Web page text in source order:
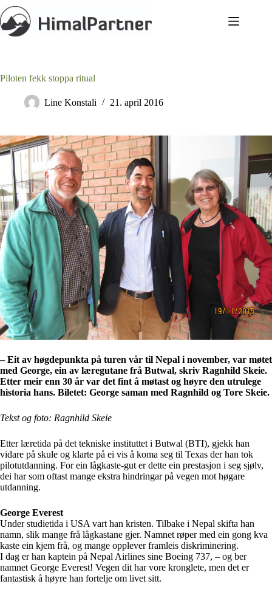
Hopp
til
innholdet
Piloten fekk stoppa ritual
Line Konstali 21. april 2016
– Eit av høgdepunkta på turen vår til Nepal i november, var møtet
med George, ein av læregutane frå Butwal, skriv Ragnhild Skeie.
Etter meir enn 30 år var det fint å møtast og høyre den utrulege
historia hans. Biletet: George saman med Ragnhild og Tore Skeie.
Tekst og foto: Ragnhild Skeie
Etter læretida på det tekniske instituttet i Butwal (BTI), gjekk han
vidare på skule og klarte på ei vis å koma seg til Texas der han tok
pilotutdanning. For ein lågkaste-gut er dette ein prestasjon i seg sjølv,
dei har som oftast mange ekstra hindringar på vegen mot høgare
utdanning.
George Everest
Under studietida i USA vart han kristen. Tilbake i Nepal skifta han
namn, slik mange frå lågkastane gjer. Namnet røper med ein gong kva
kaste ein kjem frå, og mange opplever framleis diskriminering.
I dag er han kaptein på Nepal Airlines sine Boeing 737, – og ber
namnet George Everest! Vegen dit har vore kronglete, men det er
fantastisk å høyre han fortelje om livet sitt.